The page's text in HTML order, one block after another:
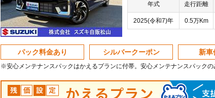
年式 走行距離
2025(令和7)年 0.5万Km
パック料金あり シルバークーポン 新車
※安心メンテナンスパックはかえるプランに付帯。安心メンテナンスパックの